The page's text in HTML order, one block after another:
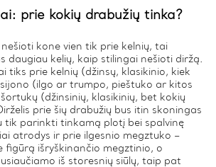
prie kokių drabužių tinka?
kone vien tik prie kelnių, tai
daugiau kelių, kaip stilingai nešioti diržą.
tiks prie kelnių (džinsų, klasikinio, kiek
sijono (ilgo ar trumpo, pieštuko ar kitos
(džinsinių, klasikinių, bet kokių
prie šių drabužių bus itin skoningas
tik parinkti tinkamą plotį bei spalvinę
atrodys ir prie ilgesnio megztuko –
figūrą išryškinančio megztinio, o
iš storesnių siūlų, taip pat